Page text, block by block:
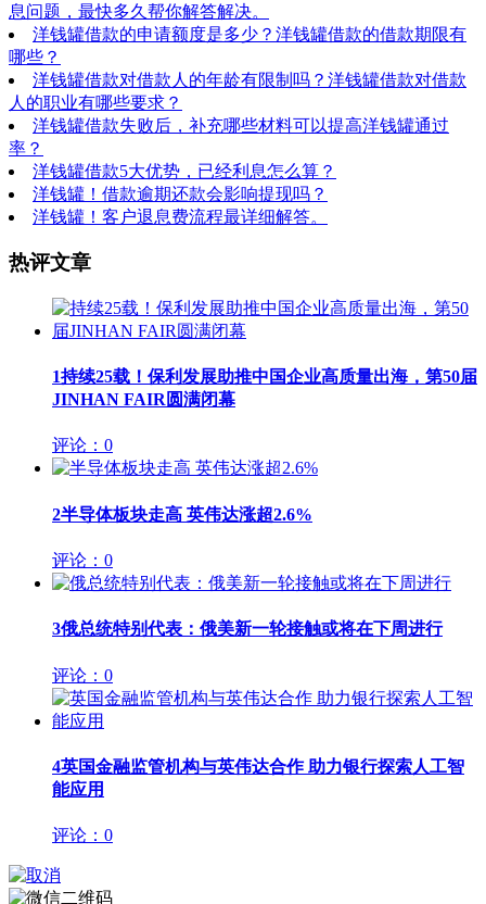
息问题，最快多久帮你解答解决。
洋钱罐借款的申请额度是多少？洋钱罐借款的借款期限有
哪些？
洋钱罐借款对借款人的年龄有限制吗？洋钱罐借款对借款
人的职业有哪些要求？
洋钱罐借款失败后，补充哪些材料可以提高洋钱罐通过
率？
洋钱罐借款5大优势，已经利息怎么算？
洋钱罐！借款逾期还款会影响提现吗？
洋钱罐！客户退息费流程最详细解答。
热评文章
1持续25载！保利发展助推中国企业高质量出海，第50届
JINHAN FAIR圆满闭幕
评论：0
2半导体板块走高 英伟达涨超2.6%
评论：0
3俄总统特别代表：俄美新一轮接触或将在下周进行
评论：0
4英国金融监管机构与英伟达合作 助力银行探索人工智
能应用
评论：0